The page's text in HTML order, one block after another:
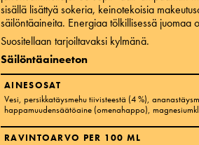
sisällä lisättyä sokeria, keinotekoisia
säilöntäaineita. Energiaa tölkillisessä juomaa
Suositellaan tarjoiltavaksi kylmänä.
Säilöntäaineeton
AINESOSAT
Vesi, persikkatäysmehu tiivisteestä (4 %),
happamuudensäätöaine (omenahappo),
RAVINTOARVO PER 100 ML